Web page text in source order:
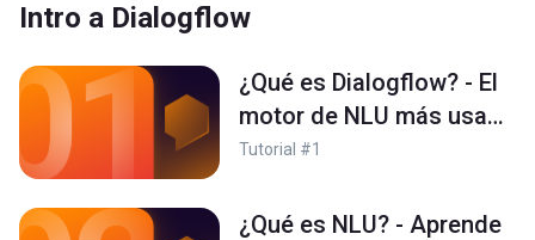
Intro a Dialogflow
¿Qué es Dialogflow? - El
motor de NLU más usado
del mundo
Tutorial #1
¿Qué es NLU? - Aprende